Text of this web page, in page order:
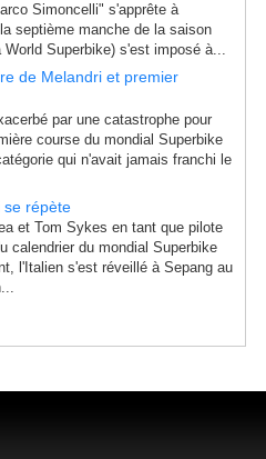
Simoncelli" s'apprête à
septième manche de la saison
Superbike) s'est imposé à...
de Melandri et premier
par une catastrophe pour
course du mondial Superbike
qui n'avait jamais franchi le
se répète
et Tom Sykes en tant que pilote
calendrier du mondial Superbike
l'Italien s'est réveillé à Sepang au